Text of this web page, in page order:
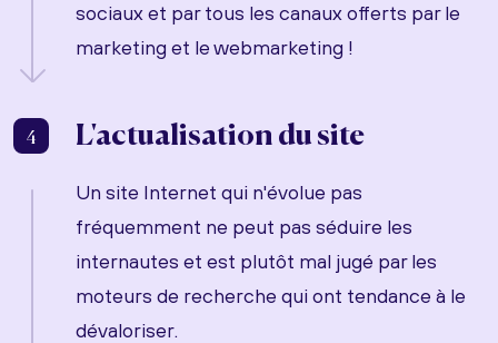
sociaux et par tous les canaux offerts par le
marketing et le webmarketing !
4 L'actualisation du site
Un site Internet qui n'évolue pas
fréquemment ne peut pas séduire les
internautes et est plutôt mal jugé par les
moteurs de recherche qui ont tendance à le
dévaloriser.